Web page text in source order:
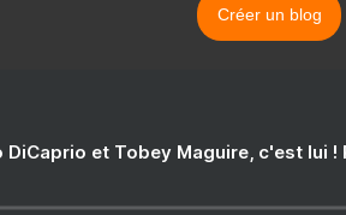
Créer un blog
DiCaprio et Tobey Maguire, c'est lui